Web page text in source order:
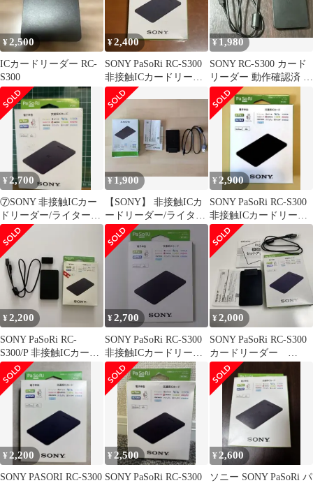
ニー メール便でお届け
¥2,500
ICカードリーダー RC-
S300
¥2,400
SONY PaSoRi RC-S300
非接触ICカードリーダ
ー
¥ 1,980
SONY RC-S300 カード
リーダー 動作確認済 マ
イナンバー PaSoRi
¥ 2,700
⑦SONY 非接触ICカー
ドリーダー/ライター
PaSoRi RC-S300
¥1,900
【SONY】 非接触ICカ
ードリーダー/ライター
PaSoRi RC-S300
¥ 2,900
SONY PaSoRi RC-S300
非接触ICカードリーダ
ー
¥2,200
SONY PaSoRi RC-
S300/P 非接触ICカード
リーダー
¥2,700
SONY PaSoRi RC-S300
非接触ICカードリーダ
ー
¥2,000
SONY PaSoRi RC-S300
カードリーダー
WindowsMac対応
¥ 2,200
SONY PASORI RC-S300
¥ 2,500
SONY PaSoRi RC-S300
¥ 2,600
ソニー SONY PaSoRi パ